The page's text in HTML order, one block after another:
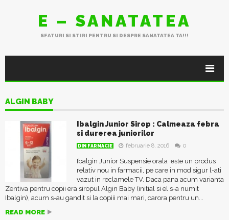
E – SANATATEA
SFATURI SI STIRI PENTRU SI DESPRE SANATATEA TA!!!
ALGIN BABY
Ibalgin Junior Sirop : Calmeaza febra
si durerea juniorilor
DIN FARMACIE februarie 8, 2016 0
Ibalgin Junior Suspensie orala este un produs
relativ nou in farmacii, pe care in mod sigur l-ati
vazut in reclamele TV. Daca pana acum varianta
Zentiva pentru copii era siropul Algin Baby (initial si el s-a numit
Ibalgin), acum s-au gandit si la copiii mai mari, carora pentru un...
READ MORE